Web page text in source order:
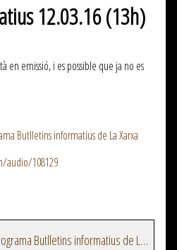
12.03.16 (13h)
en emissió, i es possible que ja no es
Butlletins informatius de La Xarxa
audio/108129
Veure més episodis del programa Butlletins informatius de La Xarxa